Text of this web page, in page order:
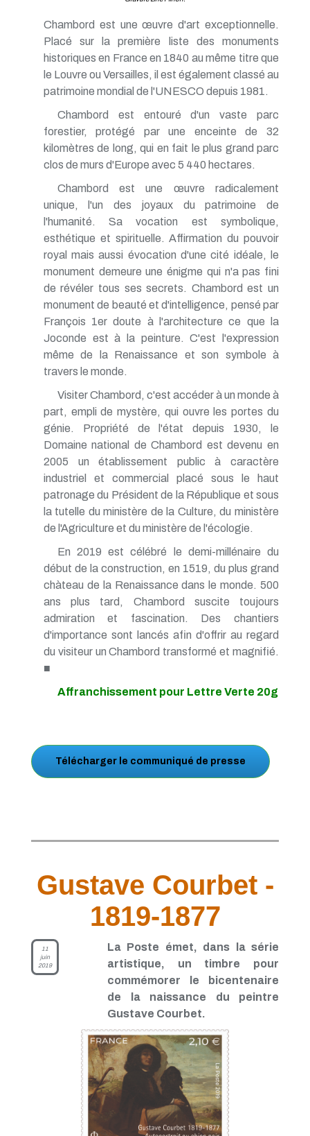
Chambord est une œuvre d'art exceptionnelle.
Placé sur la première liste des monuments
historiques en France en 1840 au même titre que
le Louvre ou Versailles, il est également classé au
patrimoine mondial de l'UNESCO depuis 1981.
Chambord est entouré d'un vaste parc
forestier, protégé par une enceinte de 32
kilomètres de long, qui en fait le plus grand parc
clos de murs d'Europe avec 5 440 hectares.
Chambord est une œuvre radicalement
unique, l'un des joyaux du patrimoine de
l'humanité. Sa vocation est symbolique,
esthétique et spirituelle. Affirmation du pouvoir
royal mais aussi évocation d'une cité idéale, le
monument demeure une énigme qui n'a pas fini
de révéler tous ses secrets. Chambord est un
monument de beauté et d'intelligence, pensé par
François 1er doute à l'architecture ce que la
Joconde est à la peinture. C'est l'expression
même de la Renaissance et son symbole à
travers le monde.
Visiter Chambord, c'est accéder à un monde à
part, empli de mystère, qui ouvre les portes du
génie. Propriété de l'état depuis 1930, le
Domaine national de Chambord est devenu en
2005 un établissement public à caractère
industriel et commercial placé sous le haut
patronage du Président de la République et sous
la tutelle du ministère de la Culture, du ministère
de l'Agriculture et du ministère de l'écologie.
En 2019 est célébré le demi-millénaire du
début de la construction, en 1519, du plus grand
chàteau de la Renaissance dans le monde. 500
ans plus tard, Chambord suscite toujours
admiration et fascination. Des chantiers
d'importance sont lancés afin d'offrir au regard
du visiteur un Chambord transformé et magnifié.
■
Affranchissement pour Lettre Verte 20g
Télécharger le communiqué de presse
Gustave Courbet -
1819-1877
11
juin
2019
La Poste émet, dans la série
artistique, un timbre pour
commémorer le bicentenaire
de la naissance du peintre
Gustave Courbet.